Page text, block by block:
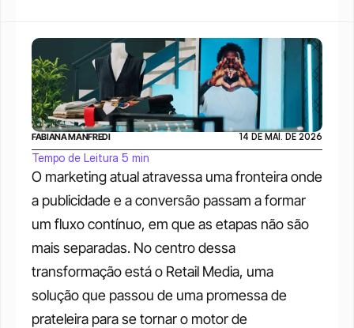
O marketing atual atravessa uma fronteira onde
a publicidade e a conversão passam a formar
um fluxo contínuo, em que as etapas não são
mais separadas. No centro dessa
transformação está o Retail Media, uma
solução que passou de uma promessa de
prateleira para se tornar o motor de
FABIANA MANFREDI 14 DE MAI. DE 2026
Tempo de Leitura 5 min